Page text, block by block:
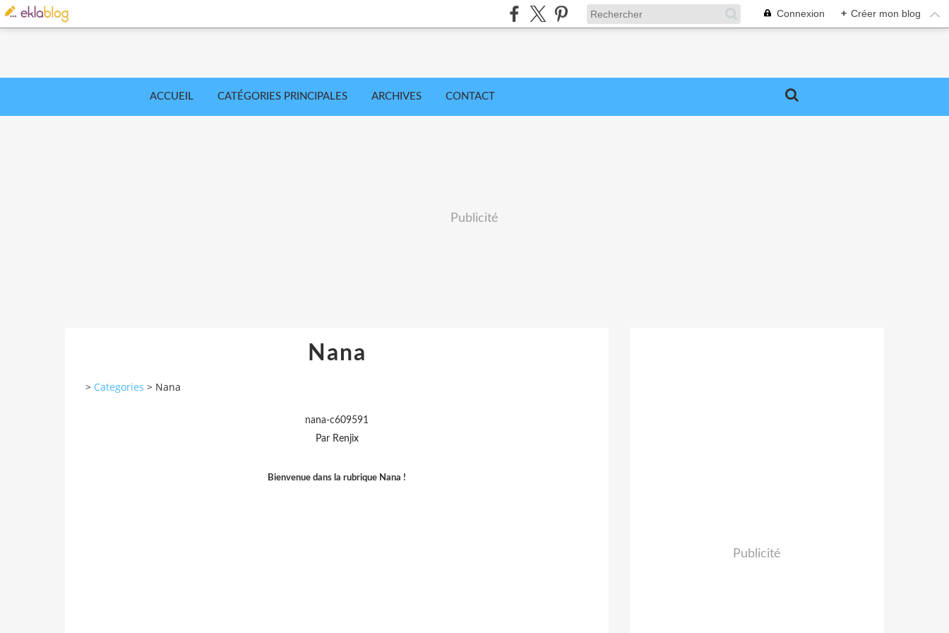
Connexion + Créer mon blog
ACCUEIL CATÉGORIES PRINCIPALES ARCHIVES CONTACT
Publicité
Nana
> Categories > Nana
nana-c609591
Par Renjix
Bienvenue dans la rubrique Nana !
Publicité